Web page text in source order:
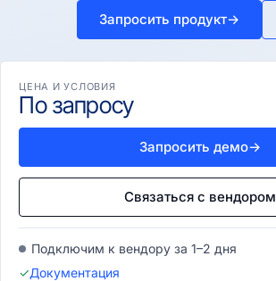
Запросить продукт→
ЦЕНА И УСЛОВИЯ
По запросу
Запросить демо→
Связаться с вендором
Подключим к вендору за 1–2 дня
✓Документация